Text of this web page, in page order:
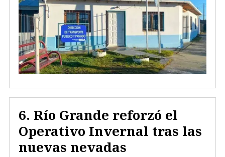
Río Grande reforzó el
Operativo Invernal tras las
nuevas nevadas